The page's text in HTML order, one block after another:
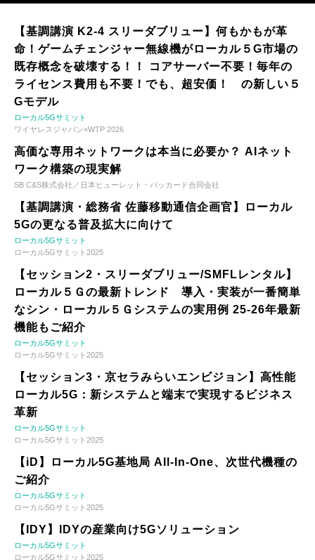
【基調講演 K2-4 スリーダブリュー】何もかもが革
命！ゲームチェンジャー無線機がローカル５G市場の
既存概念を破壊する！！ コアサーバー不要！毎年の
ライセンス費用も不要！でも、超安価！ の新しい５
Gモデル
ローカル5Gサミット
ワイヤレスジャパン×WTP 2026
高価な専用ネットワークは本当に必要か？ AIネット
ワーク構築の現実解
SB C&S株式会社／日本ヒューレット・パッカード合同会社
【基調講演・総務省 佐藤移動通信企画官】ローカル
5Gの更なる普及拡大に向けて
ローカル5Gサミット
ローカル5Gサミット2025
【セッション2・スリーダブリュー/SMFLレンタル】
ローカル５Ｇの最新トレンド 導入・実装が一番簡単
なシン・ローカル５Ｇシステムの実用例 25-26年最新
機能もご紹介
ローカル5Gサミット
ローカル5Gサミット2025
【セッション3・京セラみらいエンビジョン】高性能
ローカル5G：新システムと端末で実現するビジネス
革新
ローカル5Gサミット
ローカル5Gサミット2025
【iD】ローカル5G基地局 All-In-One、次世代機種の
ご紹介
ローカル5Gサミット
ローカル5Gサミット2025
【IDY】IDYの産業向け5Gソリューション
ローカル5Gサミット
ローカル5Gサミット2025